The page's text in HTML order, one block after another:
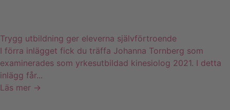
Trygg utbildning ger eleverna självförtroende
I förra inlägget fick du träffa Johanna Tornberg som
examinerades som yrkesutbildad kinesiolog 2021. I detta
inlägg får...
Läs mer →